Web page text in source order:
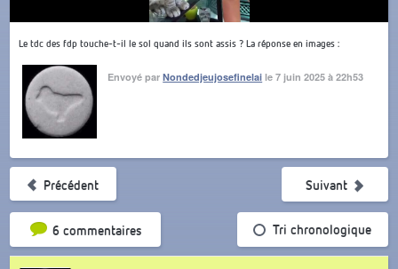
Le tdc des fdp touche-t-il le sol quand ils sont assis ? La réponse en images :
Envoyé parNondedjeujosefinelai le 7 juin 2025 à 22h53
Précédent
6 commentairesTri par popularité Tri chronologique
Suivant